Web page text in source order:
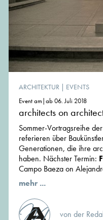
ARCHITEKTUR | EVENTS
Event am|ab 06. Juli 2018
architects on
Sommer-Vortragsreihe
referieren über
Generationen, die ihre
haben. Nächster Termin:
Campo Baeza on
mehr ...
von der